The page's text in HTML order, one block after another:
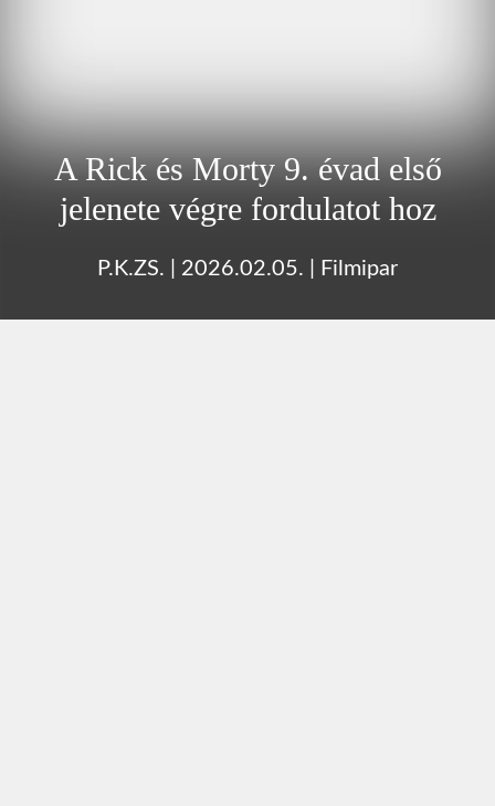
A Rick és Morty 9. évad első
jelenete végre fordulatot hoz
P.K.ZS. 2026.02.05. Filmipar